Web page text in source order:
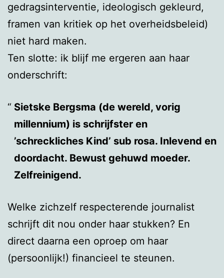
gedragsinterventie, ideologisch gekleurd,
framen van kritiek op het overheidsbeleid)
niet hard maken.
Ten slotte: ik blijf me ergeren aan haar
onderschrift:
Sietske Bergsma (de wereld, vorig
millennium) is schrijfster en
’schreckliches Kind’ sub rosa. Inlevend en
doordacht. Bewust gehuwd moeder.
Zelfreinigend.
Welke zichzelf respecterende journalist
schrijft dit nou onder haar stukken? En
direct daarna een oproep om haar
(persoonlijk!) financieel te steunen.